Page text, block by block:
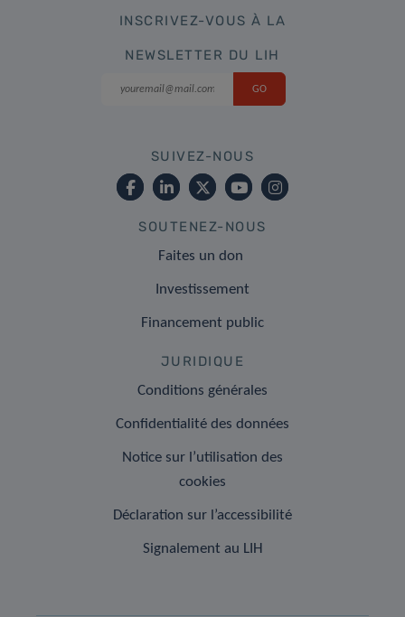
INSCRIVEZ-VOUS À LA
NEWSLETTER DU LIH
SUIVEZ-NOUS
SOUTENEZ-NOUS
Faites un don
Investissement
Financement public
JURIDIQUE
Conditions générales
Confidentialité des données
Notice sur l’utilisation des
cookies
Déclaration sur l’accessibilité
Signalement au LIH